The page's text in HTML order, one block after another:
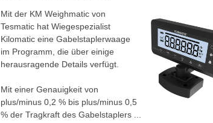
Mit der KM Weighmatic von
Tesmatic hat Wiegespezialist
Kilomatic eine Gabelstaplerwaage
im Programm, die über einige
herausragende Details verfügt.
Mit einer Genauigkeit von
plus/minus 0,2 % bis plus/minus 0,5
% der Tragkraft des Gabelstaplers ...